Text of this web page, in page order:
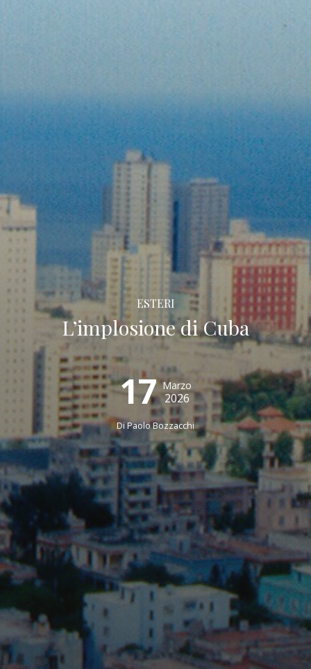
ESTERI
L’implosione di Cuba
17 Marzo
2026
DiPaolo Bozzacchi